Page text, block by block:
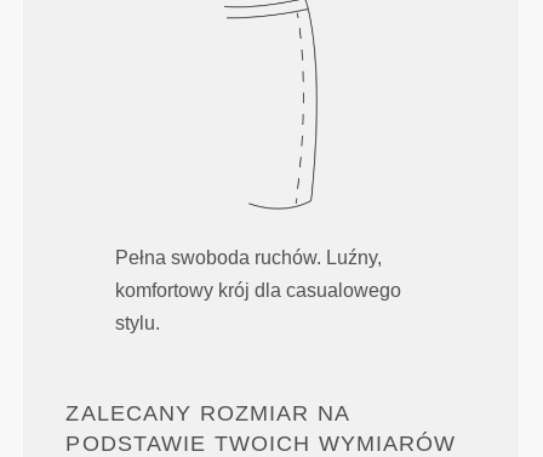
Pełna swoboda ruchów. Luźny,
komfortowy krój dla casualowego
stylu.
ZALECANY ROZMIAR NA
PODSTAWIE TWOICH WYMIARÓW